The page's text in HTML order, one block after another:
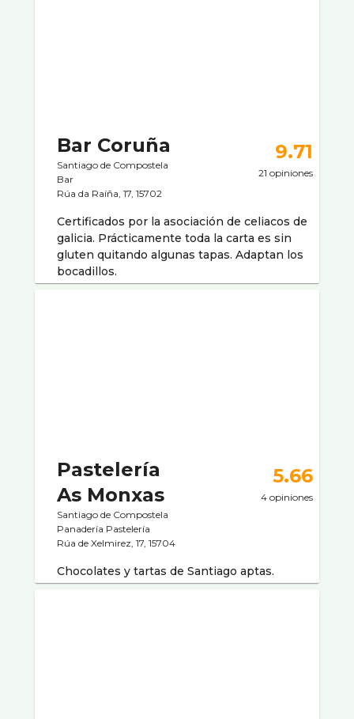
Bar Coruña
Santiago de Compostela
Bar
Rúa da Raíña, 17, 15702
9.71
21 opiniones
Certificados por la asociación de celiacos de
galicia. Prácticamente toda la carta es sin
gluten quitando algunas tapas. Adaptan los
bocadillos.
Pastelerí­a
As Monxas
Santiago de Compostela
Panaderí­a Pastelerí­a
Rúa de Xelmirez, 17, 15704
5.66
4 opiniones
Chocolates y tartas de Santiago aptas.